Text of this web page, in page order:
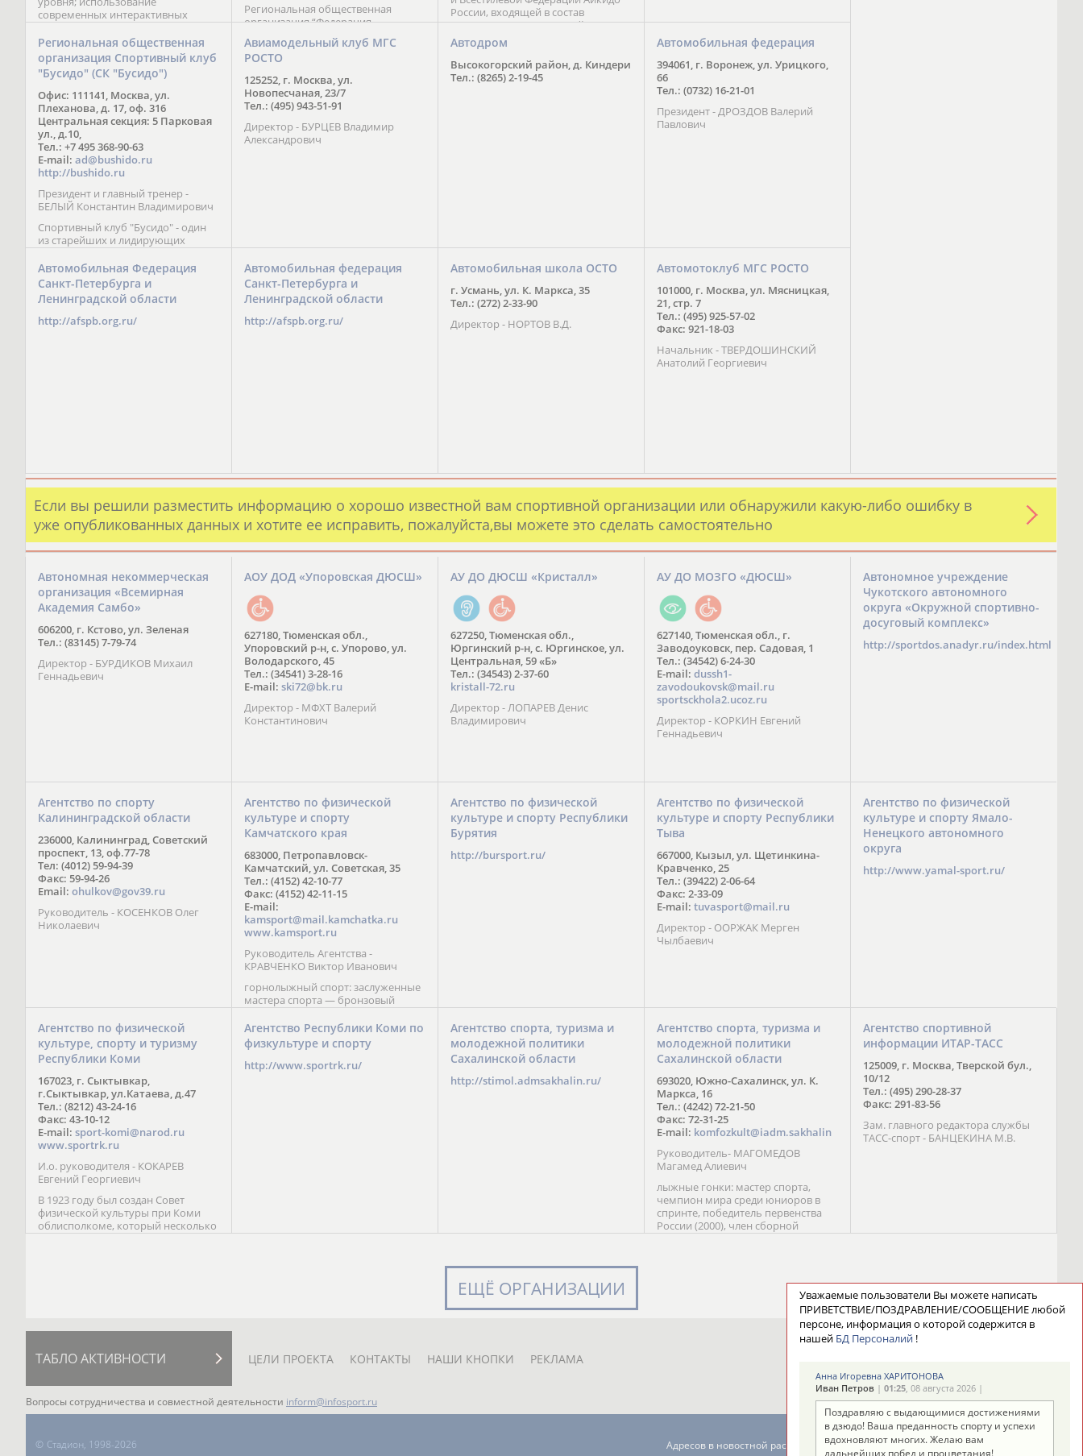
современных интерактивных
методик подачи материала;
обучение на русском и английском
языках; специалисты с опытом
преподавания более 20 лет;
направленность на общее
развитие ребенка: проведение
творческих мастер-классов, уроков
по истории и литературе,
организация регулярных
шахматных сборов на спортивных
базах и в детских лагерях,
проведение встреч с выдающимися
шахматистами; корпоративное
обучение; онлайн обучение в
форме вебинаров и
индивидуальных занятий, круглые
столы российских и
международных тренеров,
трансляция мероприятий и
турниров.
Региональная общественная
организация “Федерация
парусного спорта” Чеченской
Республики начала свою
деятельность в декабре 2016 года.
Миссия федерации состоит в
популяризации парусного спорта,
привлечении и содействии
развитию спорта в этом регионе и
спортсменов на российских и
международных соревнованиях.
России, входящей в состав
Национального Совета Айкидо
России, президентом которого
является С. В. Киреенко
Региональная общественная
организация Спортивный клуб
"Бусидо" (СК "Бусидо")
Офис: 111141, Москва, ул.
Плеханова, д. 17, оф. 316
Центральная секция: 5 Парковая
ул., д.10,
Тел.: +7 495 368-90-63
E-mail: ad@bushido.ru
http://bushido.ru
Президент и главный тренер -
БЕЛЫЙ Константин Владимирович
Спортивный клуб "Бусидо" - один
из старейших и лидирующих
клубов России, изучающих и
развивающих различные боевые
искусства и, прежде всего, каратэ
Кёкусинкай - первого в мире стиля
контактного каратэ, получившего
огромное развитие во всем
мире. Однако, спектр интересов
Авиамодельный клуб МГС
РОСТО
125252, г. Москва, ул.
Новопесчаная, 23/7
Тел.: (495) 943-51-91
Директор - БУРЦЕВ Владимир
Александрович
Автодром
Высокогорский район, д. Киндери
Тел.: (8265) 2-19-45
Автомобильная федерация
394061, г. Воронеж, ул. Урицкого,
66
Тел.: (0732) 16-21-01
Президент - ДРОЗДОВ Валерий
Павлович
Автомобильная Федерация
Санкт-Петербурга и
Ленинградской области
http://afspb.org.ru/
Автомобильная федерация
Санкт-Петербурга и
Ленинградской области
http://afspb.org.ru/
Автомобильная школа ОСТО
г. Усмань, ул. К. Маркса, 35
Тел.: (272) 2-33-90
Директор - НОРТОВ В.Д.
Автомотоклуб МГС РОСТО
101000, г. Москва, ул. Мясницкая,
21, стр. 7
Тел.: (495) 925-57-02
Факс: 921-18-03
Начальник - ТВЕРДОШИНСКИЙ
Анатолий Георгиевич
Если вы решили разместить информацию о хорошо известной вам спортивной организации или обнаружили какую-либо ошибку в
уже опубликованных данных и хотите ее исправить, пожалуйста,вы можете это сделать самостоятельно
Автономная некоммерческая
организация «Всемирная
Академия Самбо»
606200, г. Кстово, ул. Зеленая
Тел.: (83145) 7-79-74
Директор - БУРДИКОВ Михаил
Геннадьевич
АОУ ДОД «Упоровская ДЮСШ»
627180, Тюменская обл.,
Упоровский р-н, с. Упорово, ул.
Володарского, 45
Тел.: (34541) 3-28-16
E-mail: ski72@bk.ru
Директор - МФХТ Валерий
Константинович
АУ ДО ДЮСШ «Кристалл»
627250, Тюменская обл.,
Юргинский р-н, с. Юргинское, ул.
Центральная, 59 «Б»
Тел.: (34543) 2-37-60
kristall-72.ru
Директор - ЛОПАРЕВ Денис
Владимирович
АУ ДО МОЗГО «ДЮСШ»
627140, Тюменская обл., г.
Заводоуковск, пер. Садовая, 1
Тел.: (34542) 6-24-30
​E-mail: dussh1-
zavodoukovsk@mail.ru
sportsckhola2.ucoz.ru
Директор - КОРКИН Евгений
Геннадьевич
Автономное учреждение
Чукотского автономного
округа «Окружной спортивно-
досуговый комплекс»
http://sportdos.anadyr.ru/index.html
Агентство по спорту
Калининградской области
236000, Калининград, Советский
проспект, 13, оф.77-78
Тел: (4012) 59-94-39
Факс: 59-94-26
Email: ohulkov@gov39.ru
Руководитель - КОСЕНКОВ Олег
Николаевич
Агентство по физической
культуре и спорту
Камчатского края
683000, Петропавловск-
Камчатский, ул. Советская, 35
Тел.: (4152) 42-10-77
Факс: (4152) 42-11-15
E-mail:
kamsport@mail.kamchatka.ru
www.kamsport.ru
Руководитель Агентства -
КРАВЧЕНКО Виктор Иванович
горнолыжный спорт: заслуженные
мастера спорта — бронзовый
призер Кубка мира (1997),
обладатель Кубка Европы (2002) В.
Зеленская; бронзовый призер
Паралимпийских игр в Солт-Лейк-
Сити (2002) А. Мошкин; мастер
Агентство по физической
культуре и спорту Республики
Бурятия
http://bursport.ru/
Агентство по физической
культуре и спорту Республики
Тыва
667000, Кызыл, ул. Щетинкина-
Кравченко, 25
Тел.: (39422) 2-06-64
Факс: 2-33-09
E-mail: tuvasport@mail.ru
Директор - ООРЖАК Мерген
Чылбаевич
Агентство по физической
культуре и спорту Ямало-
Ненецкого автономного
округа
http://www.yamal-sport.ru/
Агентство по физической
культуре, спорту и туризму
Республики Коми
167023, г. Сыктывкар,
г.Сыктывкар, ул.Катаева, д.47
Тел.: (8212) 43-24-16
Факс: 43-10-12
E-mail: sport-komi@narod.ru
www.sportrk.ru
И.о. руководителя - КОКАРЕВ
Евгений Георгиевич
В 1923 году был создан Совет
физической культуры при Коми
облисполкоме, который несколько
раз реорганизовывался; с 1994 года
Агентство Республики Коми по
физкультуре и спорту
http://www.sportrk.ru/
Агентство спорта, туризма и
молодежной политики
Сахалинской области
http://stimol.admsakhalin.ru/
Агентство спорта, туризма и
молодежной политики
Сахалинской области
693020, Южно-Сахалинск, ул. К.
Маркса, 16
Тел.: (4242) 72-21-50
Факс: 72-31-25
E-mail: komfozkult@iadm.sakhalin
Руководитель- МАГОМЕДОВ
Магамед Алиевич
лыжные гонки: мастер спорта,
чемпион мира среди юниоров в
спринте, победитель первенства
России (2000), член сборной
команды России С. Новиков;
Кубка России (1999) В. Разницын;
первенств России (1999, 2000), член
юниорской сборной команды
Агентство спортивной
информации ИТАР-ТАСС
125009, г. Москва, Тверской бул.,
10/12
Тел.: (495) 290-28-37
Факс: 291-83-56
Зам. главного редактора службы
ТАСС-спорт - БАНЦЕКИНА М.В.
ЕЩЁ ОРГАНИЗАЦИИ
ТАБЛО АКТИВНОСТИ ЦЕЛИ ПРОЕКТА КОНТАКТЫ НАШИ КНОПКИ РЕКЛАМА
Вопросы сотрудничества и совместной деятельности inform@infosport.ru
© Стадион, 1998-2026 Адресов в новостной рассылке: 996
Уважаемые пользователи Вы можете написать
ПРИВЕТСТВИЕ/ПОЗДРАВЛЕНИЕ/СООБЩЕНИЕ любой
персоне, информация о которой содержится в
нашей БД Персоналий !
Анна Игоревна ХАРИТОНОВА
Иван Петров | 01:25, 08 августа 2026 |
Поздравляю с выдающимися достижениями
в дзюдо! Ваша преданность спорту и успехи
вдохновляют многих. Желаю вам
дальнейших побед и процветания!